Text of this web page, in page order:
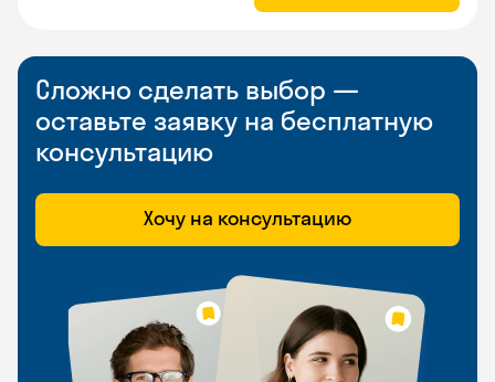
Сложно сделать выбор —
оставьте заявку на бесплатную
консультацию
Хочу на консультацию